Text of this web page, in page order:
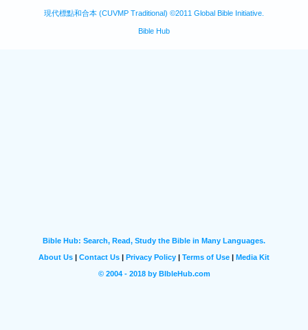
現代標點和合本 (CUVMP Traditional) ©2011 Global Bible Initiative.
Bible Hub